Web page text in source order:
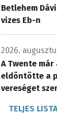
Betlehem
vizes Eb-n
2026.
A Twente
eldöntötte a
vereséget
TELJES LISTA